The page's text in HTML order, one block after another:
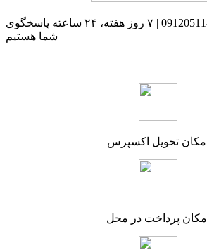
تلفن پشتیبانی | 09120511400 | ۷ روز هفته، ۲۴ ساعته پاسخگوی
شما هستیم
امکان تحویل اکسپرس
امکان پرداخت در محل